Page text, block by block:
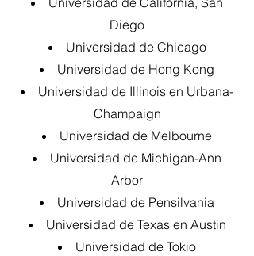
Diego
Universidad de Chicago
Universidad de Hong Kong
Universidad de Illinois en Urbana-
Champaign
Universidad de Melbourne
Universidad de Michigan-Ann
Arbor
Universidad de Pensilvania
Universidad de Texas en Austin
Universidad de Tokio